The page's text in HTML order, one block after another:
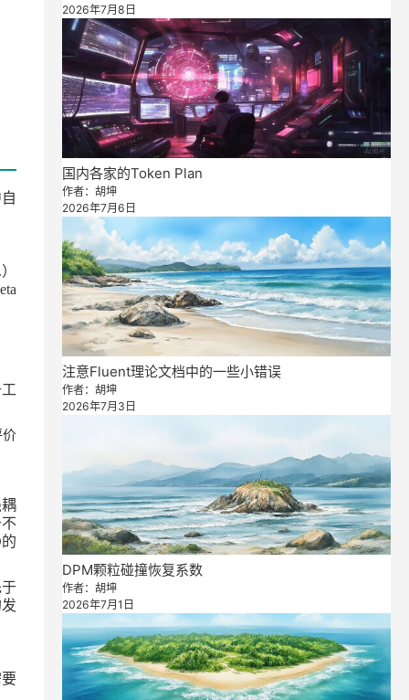
）
价
的
2026年7月8日
国内各家的Token Plan
作者：胡坤
2026年7月6日
注意Fluent理论文档中的一些小错误
作者：胡坤
2026年7月3日
DPM颗粒碰撞恢复系数
作者：胡坤
2026年7月1日